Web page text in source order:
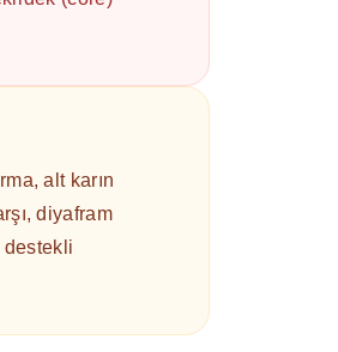
alt karın
diyafram